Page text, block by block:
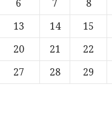
6 7 8
13 14 15
20 21 22
27 28 29